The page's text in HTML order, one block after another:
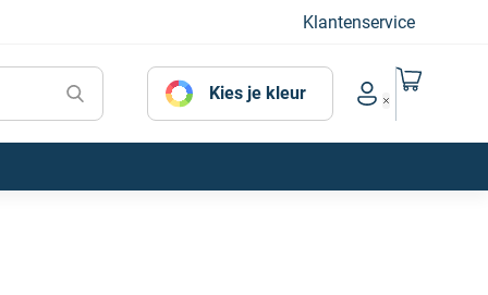
Klantenservice
Kies je kleur
Account menu
Naar mijn